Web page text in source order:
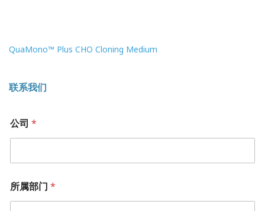
QuaMono™ Plus CHO Cloning Medium
联系我们
话
*
公司 *
所属部门 *